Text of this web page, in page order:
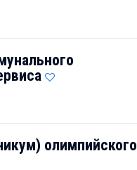
олимпийского